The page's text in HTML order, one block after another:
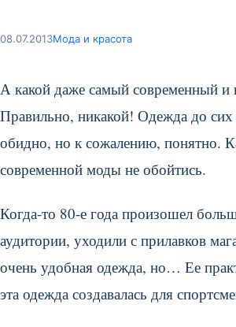
08.07.2013Мода и красота
А какой даже самый современный
Правильно, никакой! Одежда до сих
обидно, но к сожалению, понятно.
современной моды не обойтись.
Когда-то 80-е года произошел
аудитории, уходили с прилавков
очень удобная одежда, но… Ее
эта одежда создавалась для